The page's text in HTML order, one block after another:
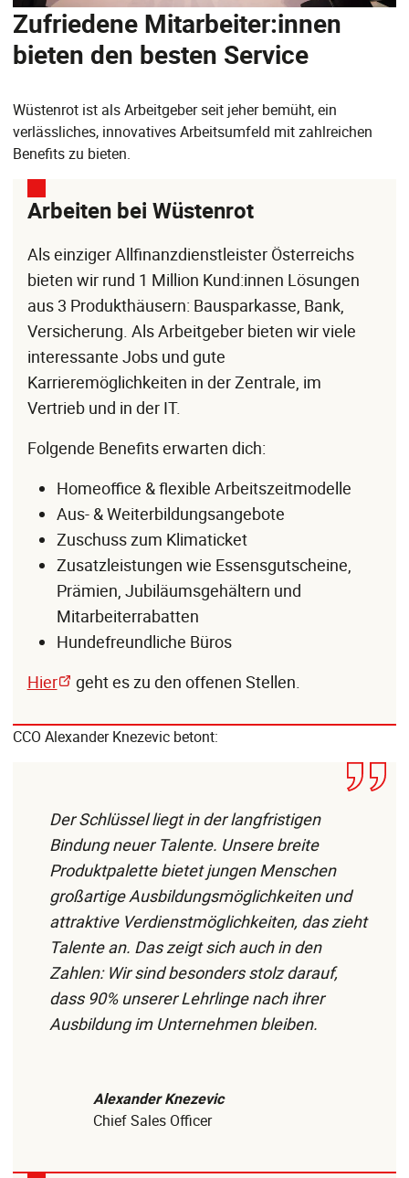
Zufriedene Mitarbeiter:innen
bieten den besten Service
Wüstenrot ist als Arbeitgeber seit jeher bemüht, ein
verlässliches, innovatives Arbeitsumfeld mit zahlreichen
Benefits zu bieten.
Arbeiten bei Wüstenrot
Als einziger Allfinanzdienstleister Österreichs
bieten wir rund 1 Million Kund:innen Lösungen
aus 3 Produkthäusern: Bausparkasse, Bank,
Versicherung. Als Arbeitgeber bieten wir viele
interessante Jobs und gute
Karrieremöglichkeiten in der Zentrale, im
Vertrieb und in der IT.
Folgende Benefits erwarten dich:
Homeoffice & flexible Arbeitszeitmodelle
Aus- & Weiterbildungsangebote
Zuschuss zum Klimaticket
Zusatzleistungen wie Essensgutscheine,
Prämien, Jubiläumsgehältern und
Mitarbeiterrabatten
Hundefreundliche Büros
Hier
geht es zu den offenen Stellen.
CCO Alexander Knezevic betont:
Der Schlüssel liegt in der langfristigen
Bindung neuer Talente. Unsere breite
Produktpalette bietet jungen Menschen
großartige Ausbildungsmöglichkeiten und
attraktive Verdienstmöglichkeiten, das zieht
Talente an. Das zeigt sich auch in den
Zahlen: Wir sind besonders stolz darauf,
dass 90% unserer Lehrlinge nach ihrer
Ausbildung im Unternehmen bleiben.
Alexander Knezevic
Chief Sales Officer